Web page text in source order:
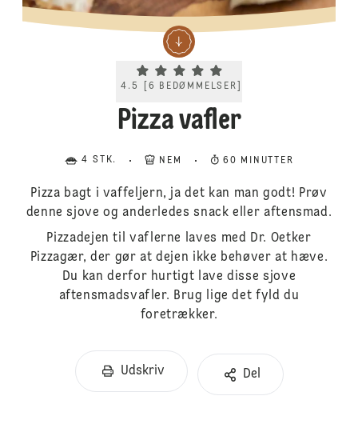
Current rating 4.5. Click to rate.
4.5 6 BEDØMMELSER
Pizza vafler
4 STK. NEM 60 MINUTTER
Pizza bagt i vaffeljern, ja det kan man godt! Prøv
denne sjove og anderledes snack eller aftensmad.
Pizzadejen til vaflerne laves med Dr. Oetker
Pizzagær, der gør at dejen ikke behøver at hæve.
Du kan derfor hurtigt lave disse sjove
aftensmadsvafler. Brug lige det fyld du
foretrækker.
Udskriv Del